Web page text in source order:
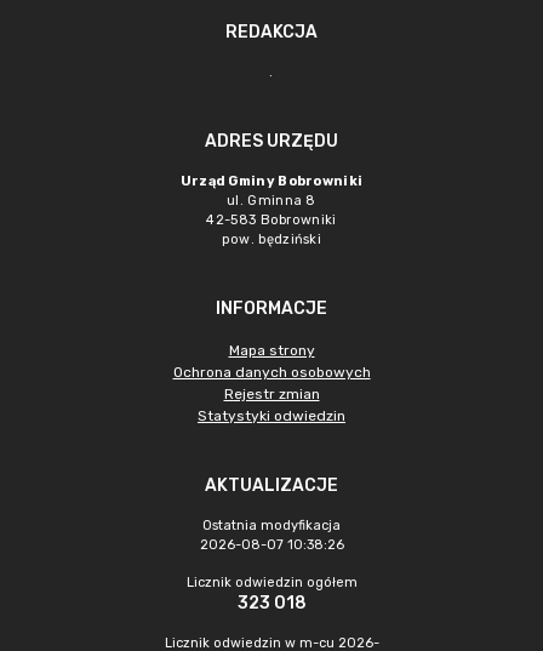
REDAKCJA
.
ADRES URZĘDU
Urząd Gminy Bobrowniki
ul. Gminna 8
42-583 Bobrowniki
pow. będziński
INFORMACJE
Mapa strony
Ochrona danych osobowych
Rejestr zmian
Statystyki odwiedzin
AKTUALIZACJE
Ostatnia modyfikacja
2026-08-07 10:38:26
Licznik odwiedzin ogółem
323 018
Licznik odwiedzin w m-cu 2026-